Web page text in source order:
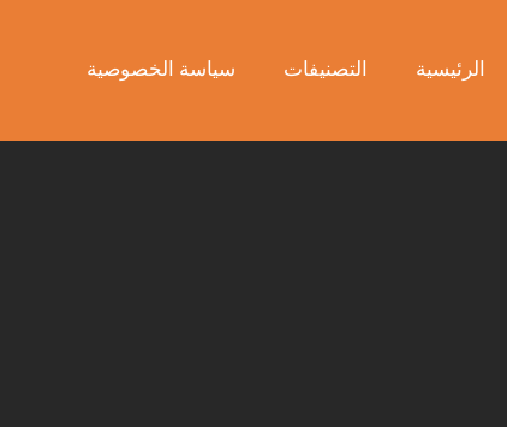
الرئيسية التصنيفات سياسة الخصوصية